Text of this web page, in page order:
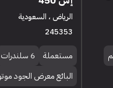
الرياض ، السعودية
245353
مستعملة 6 سلندرات
البائع معرض الجود